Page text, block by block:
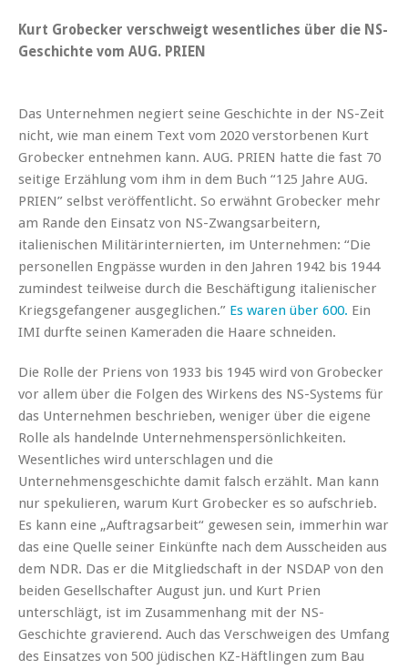
Kurt Grobecker verschweigt wesentliches über die NS-
Geschichte vom AUG. PRIEN
Das Unternehmen negiert seine Geschichte in der NS-Zeit
nicht, wie man einem Text vom 2020 verstorbenen Kurt
Grobecker entnehmen kann. AUG. PRIEN hatte die fast 70
seitige Erzählung vom ihm in dem Buch “125 Jahre AUG.
PRIEN” selbst veröffentlicht. So erwähnt Grobecker mehr
am Rande den Einsatz von NS-Zwangsarbeitern,
italienischen Militärinternierten, im Unternehmen: “Die
personellen Engpässe wurden in den Jahren 1942 bis 1944
zumindest teilweise durch die Beschäftigung italienischer
Kriegsgefangener ausgeglichen.” Es waren über 600. Ein
IMI durfte seinen Kameraden die Haare schneiden.
Die Rolle der Priens von 1933 bis 1945 wird von Grobecker
vor allem über die Folgen des Wirkens des NS-Systems für
das Unternehmen beschrieben, weniger über die eigene
Rolle als handelnde Unternehmenspersönlichkeiten.
Wesentliches wird unterschlagen und die
Unternehmensgeschichte damit falsch erzählt. Man kann
nur spekulieren, warum Kurt Grobecker es so aufschrieb.
Es kann eine „Auftragsarbeit“ gewesen sein, immerhin war
das eine Quelle seiner Einkünfte nach dem Ausscheiden aus
dem NDR. Das er die Mitgliedschaft in der NSDAP von den
beiden Gesellschafter August jun. und Kurt Prien
unterschlägt, ist im Zusammenhang mit der NS-
Geschichte gravierend. Auch das Verschweigen des Umfang
des Einsatzes von 500 jüdischen KZ-Häftlingen zum Bau